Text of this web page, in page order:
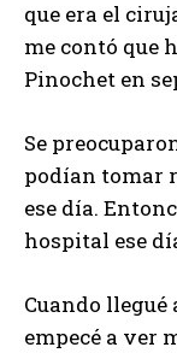
que era el
me contó que
Pinochet en
Se
podían tomar
ese día.
hospital ese
Cuando llegué
empecé a ver